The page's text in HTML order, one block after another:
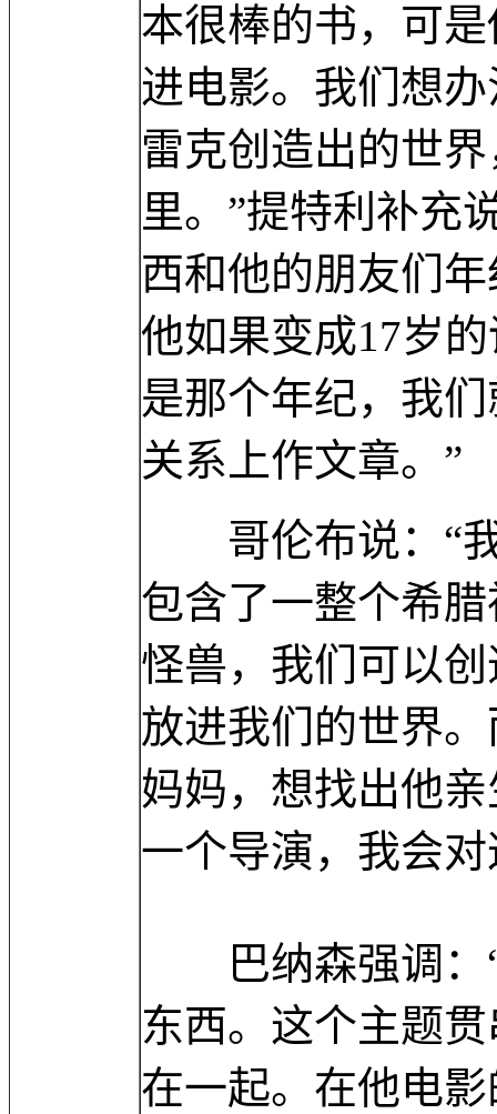
本很棒的书，可
进电影。我们想
雷克创造出的世
里。”提特利补充
西和他的朋友们
他如果变成17岁
是那个年纪，我
关系上作文章。”
哥伦布说：“我
包含了一整个希
怪兽，我们可以
放进我们的世界
妈妈，想找出他
一个导演，我会
巴纳森强调：“
东西。这个主题
在一起。在他电